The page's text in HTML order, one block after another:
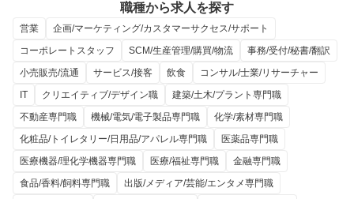
職種から求人を探す
営業
企画/マーケティング/カスタマーサクセス/サポート
コーポレートスタッフ
SCM/生産管理/購買/物流
事務/受付/秘書/翻訳
小売販売/流通
サービス/接客 飲食
コンサル/士業/リサーチャー
IT
クリエイティブ/デザイン職
建築/土木/プラント専門職
不動産専門職
機械/電気/電子製品専門職
化学/素材専門職
化粧品/トイレタリー/日用品/アパレル専門職
医薬品専門職
医療機器/理化学機器専門職
医療/福祉専門職
金融専門職
食品/香料/飼料専門職
出版/メディア/芸能/エンタメ専門職